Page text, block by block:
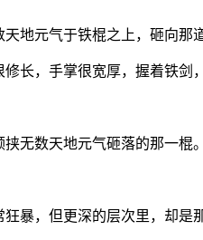
地元气于铁棍之上，砸向那
长，手掌很宽厚，握着铁剑
无数天地元气砸落的那一棍。
暴，但更深的层次里，却是